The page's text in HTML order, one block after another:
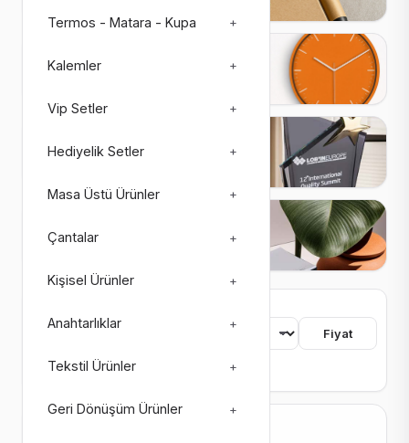
73 ürün
Termos - Matara - Kupa +
Kalemler +
Vip Setler +
Hediyelik Setler +
Masa Üstü Ürünler +
Çantalar +
Kişisel Ürünler +
Anahtarlıklar +
Tekstil Ürünler +
Geri Dönüşüm Ürünler +
Fiyat
Renk